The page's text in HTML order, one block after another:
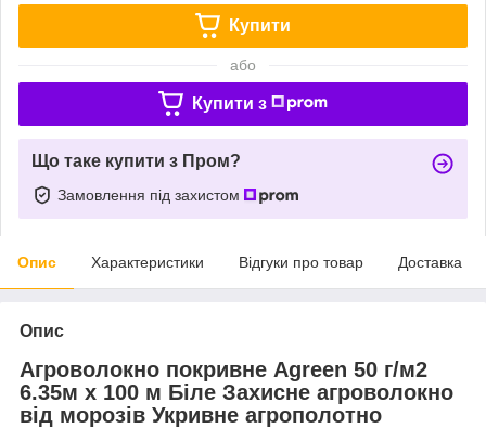
Купити
або
Купити з
Що таке купити з Пром?
Замовлення під захистом
Опис Характеристики Відгуки про товар Доставка
Опис
Агроволокно покривне Agreen 50 г/м2
6.35м х 100 м Біле Захисне агроволокно
від морозів Укривне агрополотно